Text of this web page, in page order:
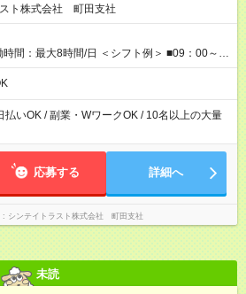
，000円支給 ＋交通費全額支給 ※規定あり
期間なし
ト株式会社 町田支社
時間/日 ＜シフト例＞ ■09：00～
など！ 上記時間内で、 実働8時
払いOK / 副業・WワークOK / 10名以上の大量
応募する 詳細へ
シンテイトラスト株式会社 町田支社
未読